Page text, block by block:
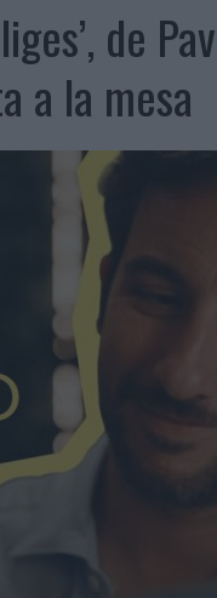
BASTONI COMO NUEVA
COLECCIÓN PERSONALIZABLE
DE LA CREATIVIDAD
A CASONÁ Y ASUME LA
ACERCA EL PARAÍSO CANARIO
ARIAS): “LA CONSTRUCCIÓN DE
22GRADOS PARA LOPESAN
QUE SE DISFRUTA DOS VECES’,
DE DENTSU CREATIVE PARA
CADA BOTELLA EN UNA
MATCH PERFECTO DEL VERANO’
TRANSFORMADOR DEL AUDIO
SOÑAR’, DE VML PARA MOVISTAR
de
a la mesa